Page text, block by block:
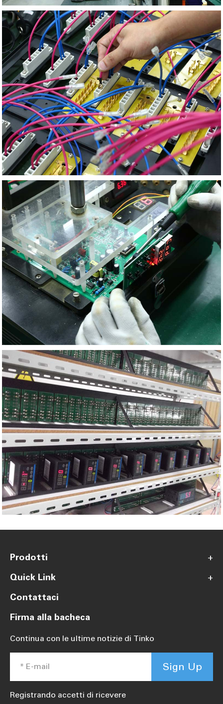
Prodotti
+
Quick Link
+
Contattaci
Firma alla bacheca
Continua con le ultime notizie di Tinko
Sign Up
Registrando accetti di ricevere